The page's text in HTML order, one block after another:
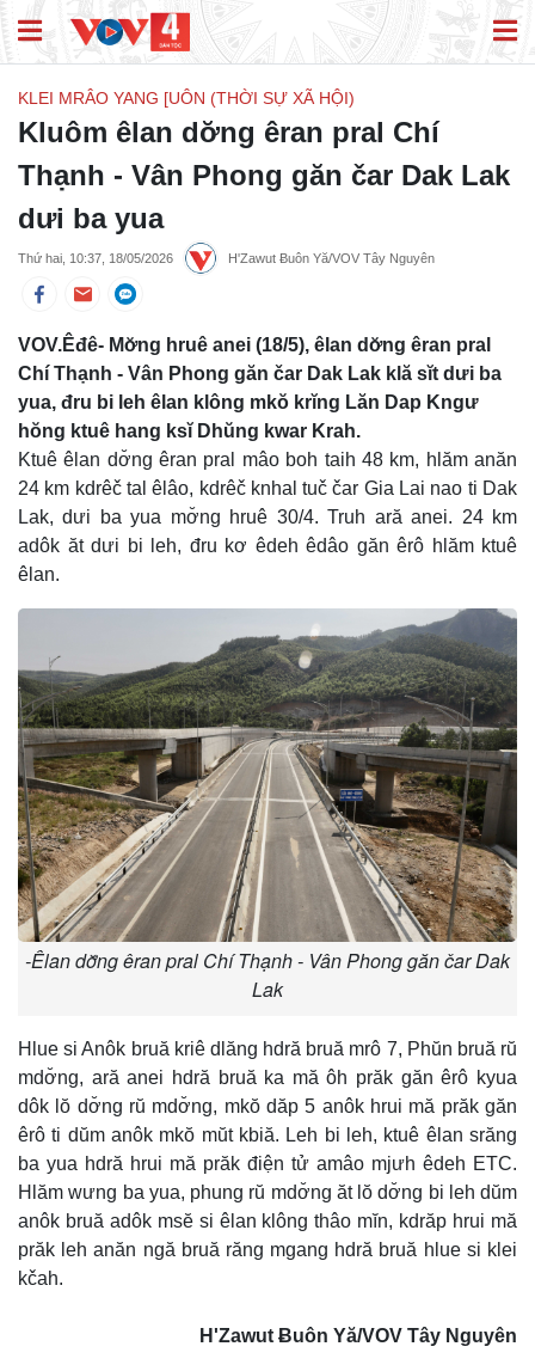
KLEI MRÂO YANG [UÔN (THỜI SỰ XÃ HỘI)
Kluôm êlan dơ̆ng êran pral Chí
Thạnh - Vân Phong găn čar Dak Lak
dưi ba yua
Thứ hai, 10:37, 18/05/2026 H'Zawut Ƀuôn Yă/VOV Tây Nguyên
VOV.Êđê- Mơ̆ng hruê anei (18/5), êlan dơ̆ng êran pral
Chí Thạnh - Vân Phong găn čar Dak Lak klă sĭt dưi ba
yua, đru bi leh êlan klông mkŏ krĭng Lăn Dap Kngư
hŏng ktuê hang ksĭ Dhŭng kwar Krah.
Ktuê êlan dơ̆ng êran pral mâo boh taih 48 km, hlăm anăn
24 km kdrêč tal êlâo, kdrêč knhal tuč čar Gia Lai nao ti Dak
Lak, dưi ba yua mơ̆ng hruê 30/4. Truh ară anei. 24 km
adôk ăt dưi bi leh, đru kơ êdeh êdâo găn êrô hlăm ktuê
êlan.
-Êlan dơ̆ng êran pral Chí Thạnh - Vân Phong găn čar Dak
Lak
Hlue si Anôk bruă kriê dlăng hdră bruă mrô 7, Phŭn bruă rŭ
mdơ̆ng, ară anei hdră bruă ka mă ôh prăk găn êrô kyua
dôk lŏ dơ̆ng rŭ mdơ̆ng, mkŏ dăp 5 anôk hrui mă prăk găn
êrô ti dŭm anôk mkŏ mŭt kbiă. Leh bi leh, ktuê êlan srăng
ba yua hdră hrui mă prăk điện tử amâo mjưh êdeh ETC.
Hlăm wưng ba yua, phung rŭ mdơ̆ng ăt lŏ dơ̆ng bi leh dŭm
anôk bruă adôk msĕ si êlan klông thâo mĭn, kdrăp hrui mă
prăk leh anăn ngă bruă răng mgang hdră bruă hlue si klei
kčah.
H'Zawut Ƀuôn Yă/VOV Tây Nguyên